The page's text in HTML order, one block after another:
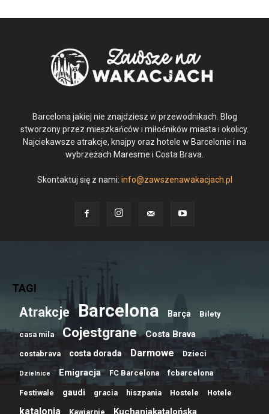
Barcelona jakiej nie znajdziesz w przewodnikach. Blog
stworzony przez mieszkańców i miłośników miasta i okolicy.
Najciekawsze atrakcje, knajpy oraz hotele w Barcelonie i na
wybrzeżach Maresme i Costa Brava.
Skontaktuj się z nami: info@zawszenawakacjach.pl
TAGI
Atrakcje Barcelona Barça Bilety
casa mila Cojestgrane Costa Brava
costabrava costa dorada Darmowe Dzieci
Dzielnice Emigracja FC Barcelona fcbarcelona
Festiwale gaudi gracia hiszpania Hostele Hotele
katalonia Kawiarnie Kuchaniakatalońska